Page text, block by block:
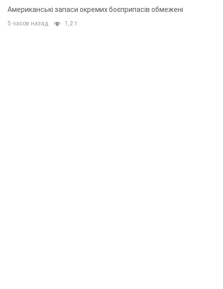
Американські запаси окремих боєприпасів обмежені
5 часов назад 1,2 т.